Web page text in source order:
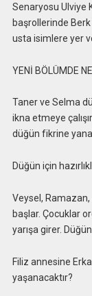
Senaryosu Ulviye
başrollerinde
usta isimlere yer
YENİ BÖLÜMDE
Taner ve Selma
ikna etmeye
düğün fikrine
Düğün için
Veysel, Ramazan,
başlar. Çocuklar
yarışa girer.
Filiz annesine
yaşanacaktır?